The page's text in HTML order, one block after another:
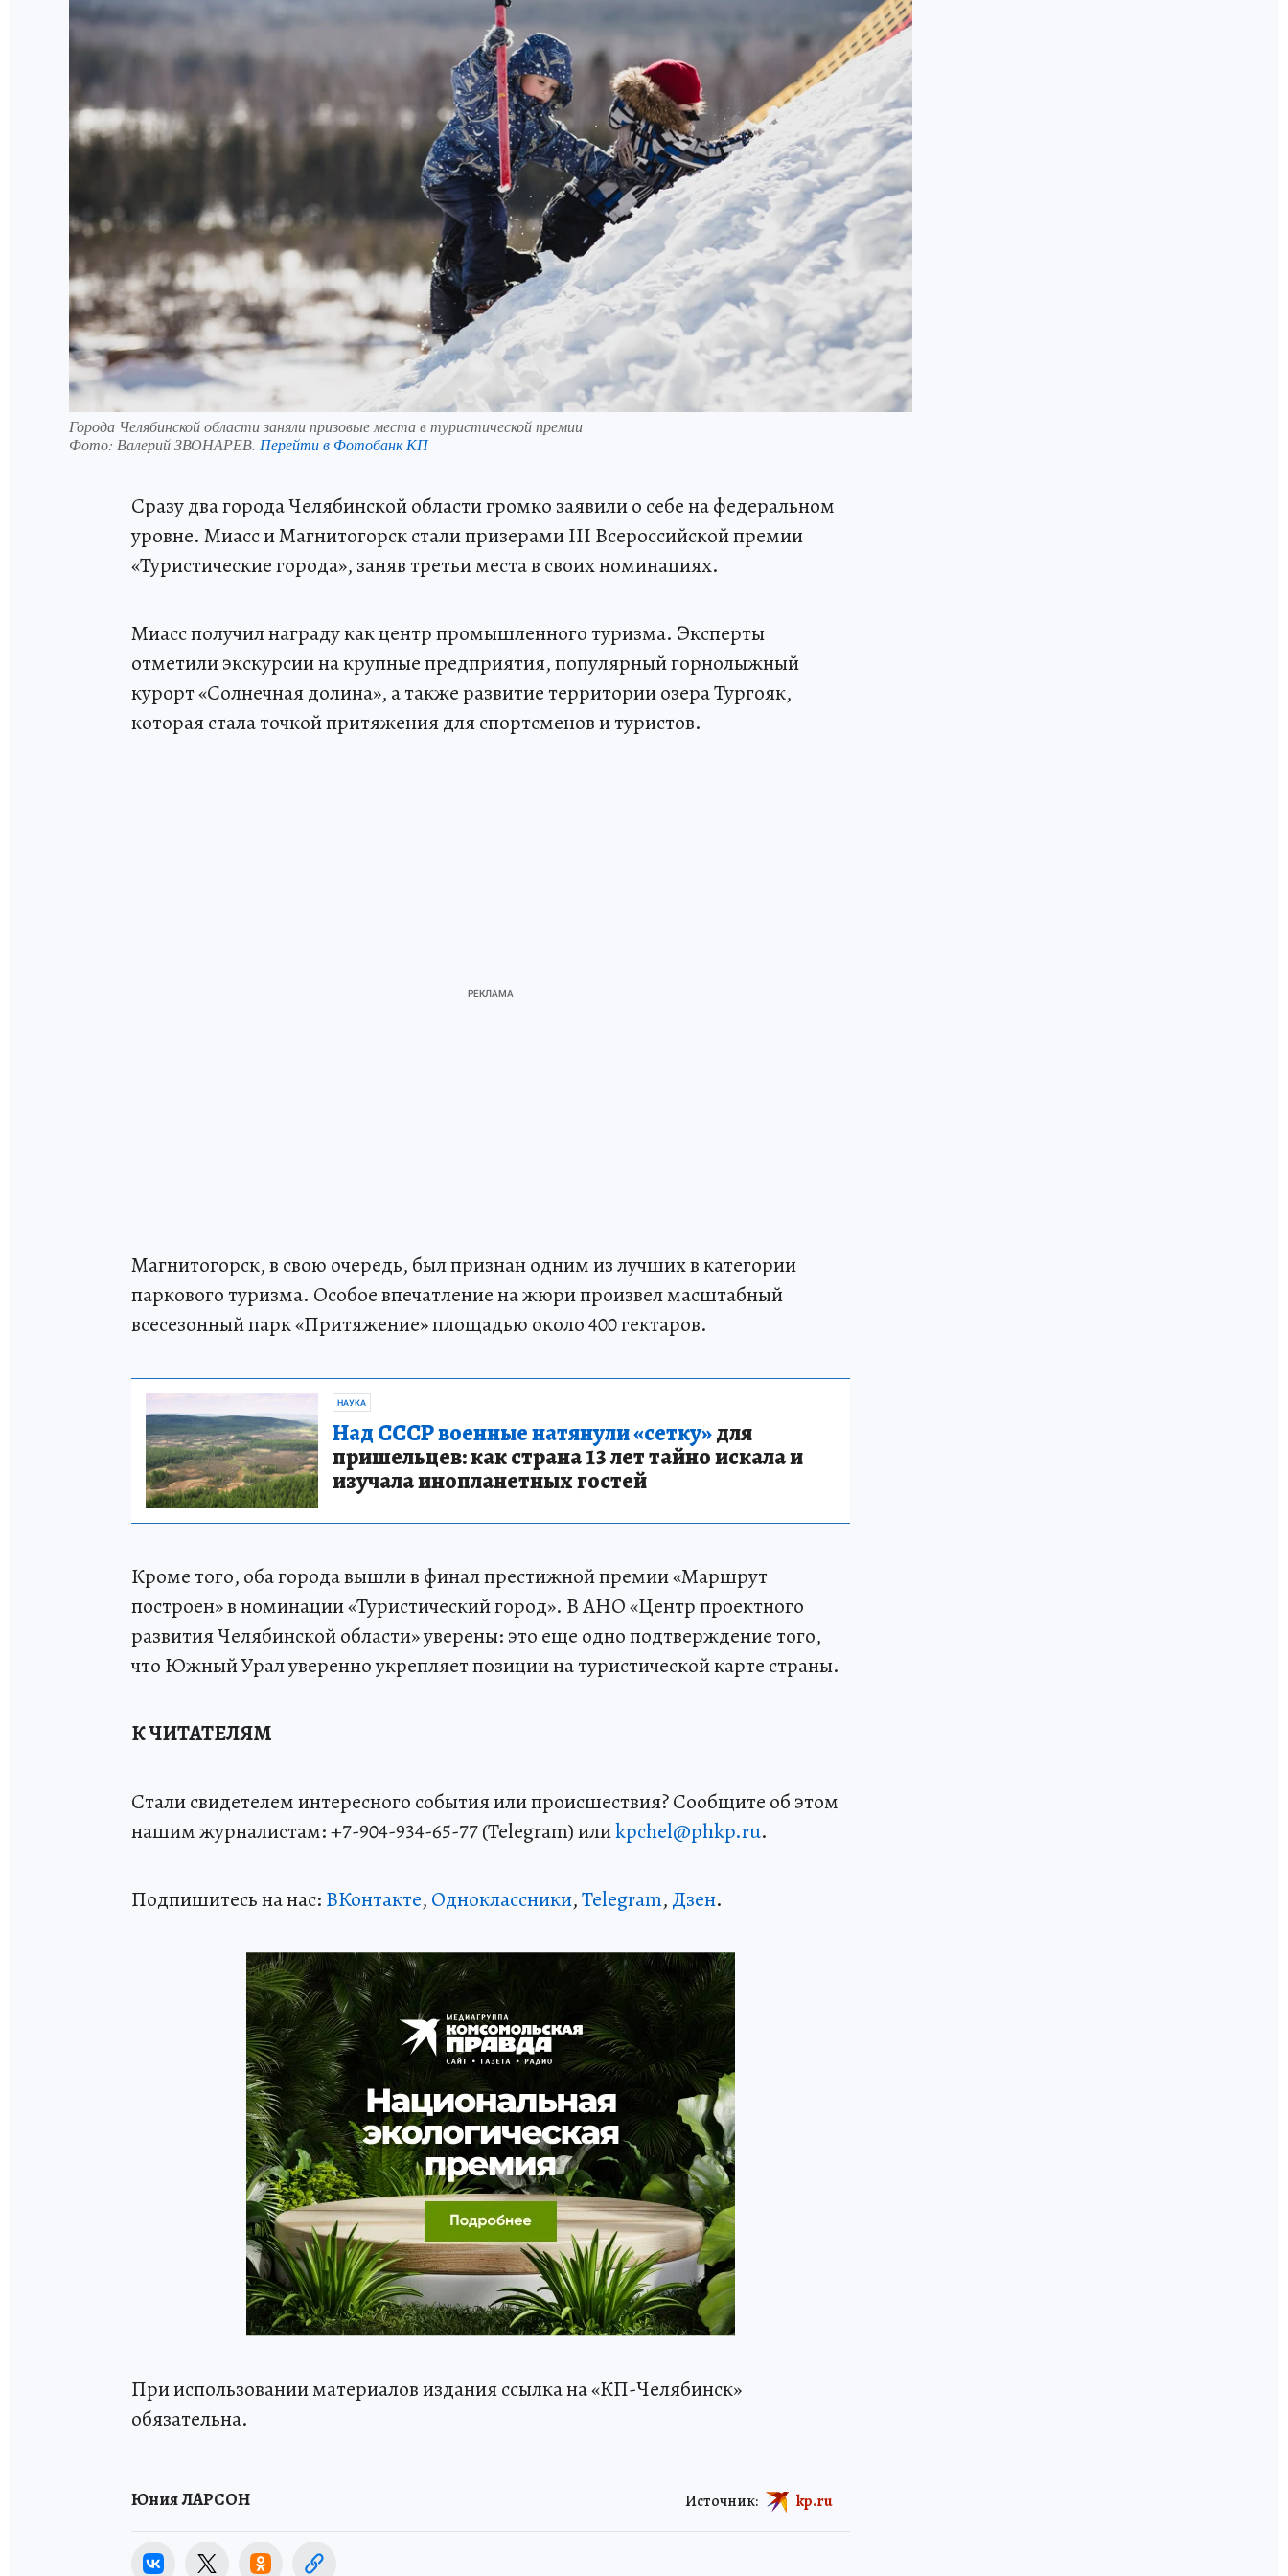
Города Челябинской области заняли призовые места в туристической премии
Фото: Валерий ЗВОНАРЕВ. Перейти в Фотобанк КП
Сразу два города Челябинской области громко заявили о себе на федеральном
уровне. Миасс и Магнитогорск стали призерами III Всероссийской премии
«Туристические города», заняв третьи места в своих номинациях.
Миасс получил награду как центр промышленного туризма. Эксперты
отметили экскурсии на крупные предприятия, популярный горнолыжный
курорт «Солнечная долина», а также развитие территории озера Тургояк,
которая стала точкой притяжения для спортсменов и туристов.
Магнитогорск, в свою очередь, был признан одним из лучших в категории
паркового туризма. Особое впечатление на жюри произвел масштабный
всесезонный парк «Притяжение» площадью около 400 гектаров.
НАУКА
Над СССР военные натянули «сетку»для
пришельцев: как страна 13 лет тайно искала и
изучала инопланетных гостей
Кроме того, оба города вышли в финал престижной премии «Маршрут
построен» в номинации «Туристический город». В АНО «Центр проектного
развития Челябинской области» уверены: это еще одно подтверждение того,
что Южный Урал уверенно укрепляет позиции на туристической карте страны.
К ЧИТАТЕЛЯМ
Стали свидетелем интересного события или происшествия? Сообщите об этом
нашим журналистам: +7-904-934-65-77 (Telegram) илиkpchel@phkp.ru.
Подпишитесь на нас: ВКонтакте, Одноклассники,Telegram, Дзен.
При использовании материалов издания ссылка на «КП-Челябинск»
обязательна.
Юния ЛАРСОН Источник: kp.ru